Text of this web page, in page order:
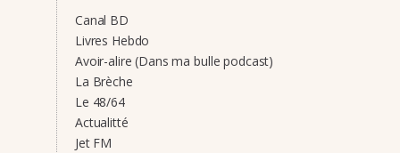
Canal BD
Livres Hebdo
Avoir-alire (Dans ma bulle podcast)
La Brèche
Le 48/64
Actualitté
Jet FM